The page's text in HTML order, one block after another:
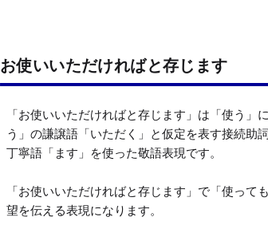
お使いいただければと存じます
「お使いいただければと存じます」は「使う
う」の謙譲語「いただく」と仮定を表す接続助
丁寧語「ます」を使った敬語表現です。
「お使いいただければと存じます」で「使っ
望を伝える表現になります。